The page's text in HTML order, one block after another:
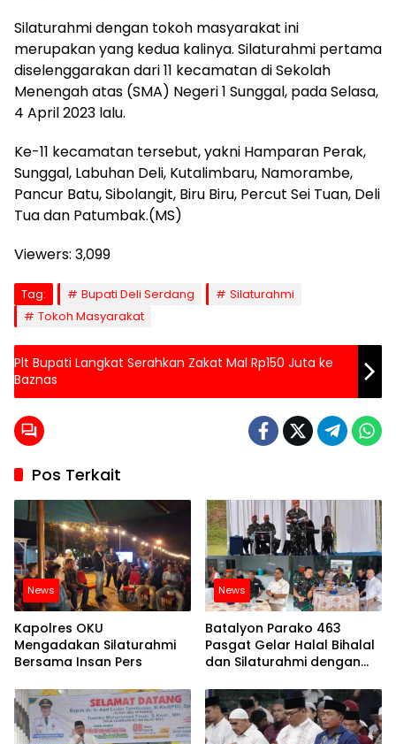
Silaturahmi dengan tokoh masyarakat ini
merupakan yang kedua kalinya. Silaturahmi pertama
diselenggarakan dari 11 kecamatan di Sekolah
Menengah atas (SMA) Negeri 1 Sunggal, pada Selasa,
4 April 2023 lalu.
Ke-11 kecamatan tersebut, yakni Hamparan Perak,
Sunggal, Labuhan Deli, Kutalimbaru, Namorambe,
Pancur Batu, Sibolangit, Biru Biru, Percut Sei Tuan, Deli
Tua dan Patumbak.(MS)
Viewers: 3,099
Tag: Bupati Deli Serdang
Silaturahmi
Tokoh Masyarakat
Plt Bupati Langkat Serahkan Zakat Mal Rp150 Juta ke
Baznas
Pos Terkait
News
Kapolres OKU
Mengadakan Silaturahmi
Bersama Insan Pers
News
Batalyon Parako 463
Pasgat Gelar Halal Bihalal
dan Silaturahmi dengan